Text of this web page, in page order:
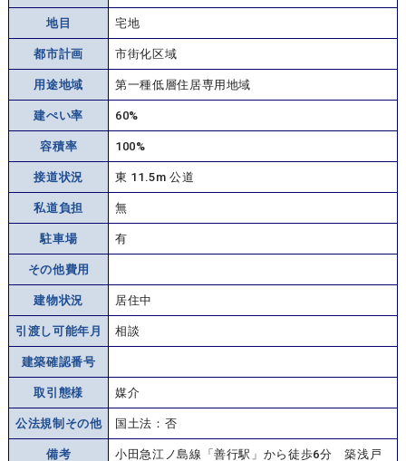
地目 宅地
都市計画 市街化区域
用途地域 第一種低層住居専用地域
建ぺい率 60%
容積率 100%
接道状況 東 11.5m 公道
私道負担 無
駐車場 有
その他費用
建物状況 居住中
引渡し可能年月 相談
建築確認番号
取引態様 媒介
公法規制その他 国土法：否
備考
小田急江ノ島線「善行駅」から徒歩6分 築浅戸